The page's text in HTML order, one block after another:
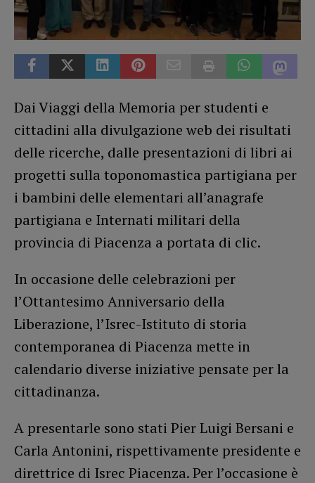
Dai Viaggi della Memoria per studenti e
cittadini alla divulgazione web dei risultati
delle ricerche, dalle presentazioni di libri ai
progetti sulla toponomastica partigiana per
i bambini delle elementari all’anagrafe
partigiana e Internati militari della
provincia di Piacenza a portata di clic.
In occasione delle celebrazioni per
l’Ottantesimo Anniversario della
Liberazione, l’Isrec-Istituto di storia
contemporanea di Piacenza mette in
calendario diverse iniziative pensate per la
cittadinanza.
A presentarle sono stati Pier Luigi Bersani e
Carla Antonini, rispettivamente presidente e
direttrice di Isrec Piacenza. Per l’occasione è